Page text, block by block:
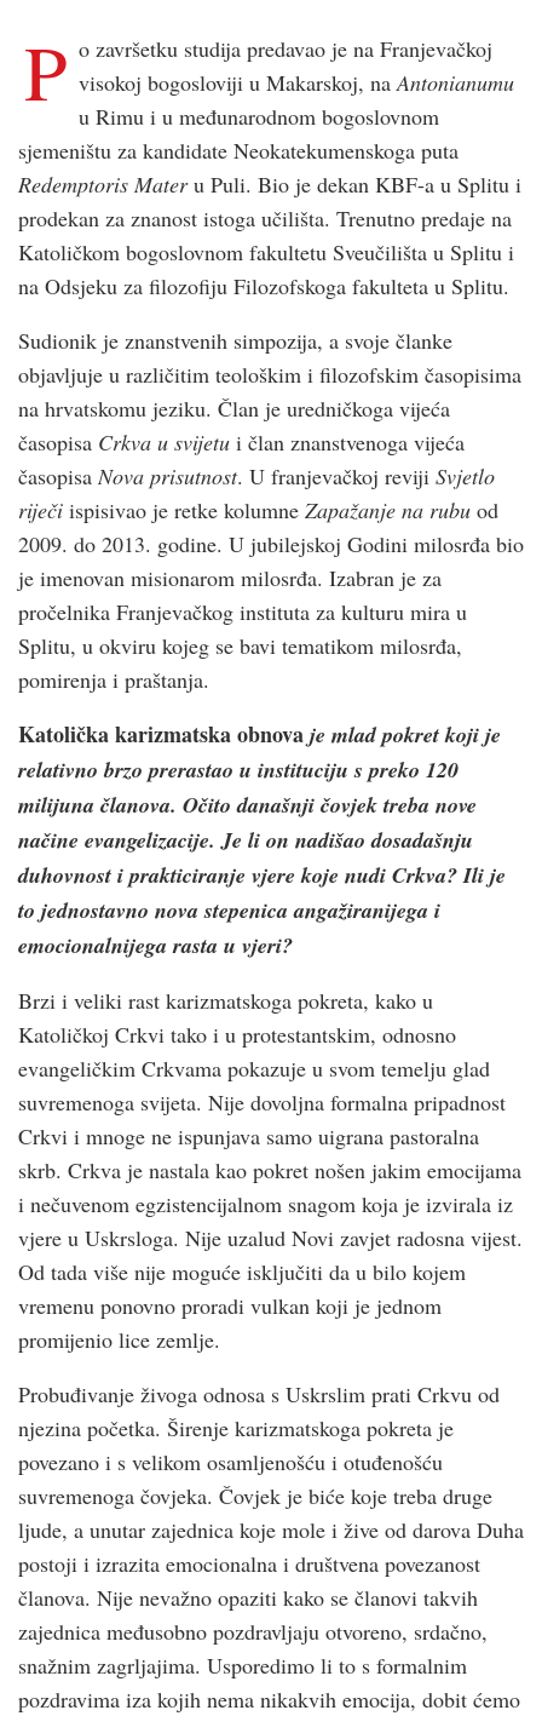
P o završetku studija predavao je na Franjevačkoj
visokoj bogosloviji u Makarskoj, naAntonianumu
u Rimu i u međunarodnom bogoslovnom
sjemeništu za kandidate Neokatekumenskoga puta
Redemptoris Materu Puli. Bio je dekan KBF-a u Splitu i
prodekan za znanost istoga učilišta. Trenutno predaje na
Katoličkom bogoslovnom fakultetu Sveučilišta u Splitu i
na Odsjeku za filozofiju Filozofskoga fakulteta u Splitu.
Sudionik je znanstvenih simpozija, a svoje članke
objavljuje u različitim teološkim i filozofskim časopisima
na hrvatskomu jeziku. Član je uredničkoga vijeća
časopisa Crkva u svijetu i član znanstvenoga vijeća
časopisaNova prisutnost. U franjevačkoj reviji Svjetlo
riječi ispisivao je retke kolumne Zapažanje na rubu od
2009. do 2013. godine. U jubilejskoj Godini milosrđa bio
je imenovan misionarom milosrđa. Izabran je za
pročelnika Franjevačkog instituta za kulturu mira u
Splitu, u okviru kojeg se bavi tematikom milosrđa,
pomirenja i praštanja.
Katolička karizmatska obnova je mlad pokret koji je
relativno brzo prerastao u instituciju s preko 120
milijuna članova. Očito današnji čovjek treba nove
načine evangelizacije. Je li on nadišao dosadašnju
duhovnost i prakticiranje vjere koje nudi Crkva? Ili je
to jednostavno nova stepenica angažiranijega i
emocionalnijega rasta u vjeri?
Brzi i veliki rast karizmatskoga pokreta, kako u
Katoličkoj Crkvi tako i u protestantskim, odnosno
evangeličkim Crkvama pokazuje u svom temelju glad
suvremenoga svijeta. Nije dovoljna formalna pripadnost
Crkvi i mnoge ne ispunjava samo uigrana pastoralna
skrb. Crkva je nastala kao pokret nošen jakim emocijama
i nečuvenom egzistencijalnom snagom koja je izvirala iz
vjere u Uskrsloga. Nije uzalud Novi zavjet radosna vijest.
Od tada više nije moguće isključiti da u bilo kojem
vremenu ponovno proradi vulkan koji je jednom
promijenio lice zemlje.
Probuđivanje živoga odnosa s Uskrslim prati Crkvu od
njezina početka. Širenje karizmatskoga pokreta je
povezano i s velikom osamljenošću i otuđenošću
suvremenoga čovjeka. Čovjek je biće koje treba druge
ljude, a unutar zajednica koje mole i žive od darova Duha
postoji i izrazita emocionalna i društvena povezanost
članova. Nije nevažno opaziti kako se članovi takvih
zajednica međusobno pozdravljaju otvoreno, srdačno,
snažnim zagrljajima. Usporedimo li to s formalnim
pozdravima iza kojih nema nikakvih emocija, dobit ćemo